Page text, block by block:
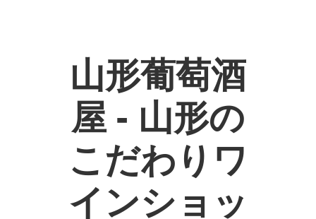
山形葡萄酒
屋 - 山形の
こだわりワ
インショッ